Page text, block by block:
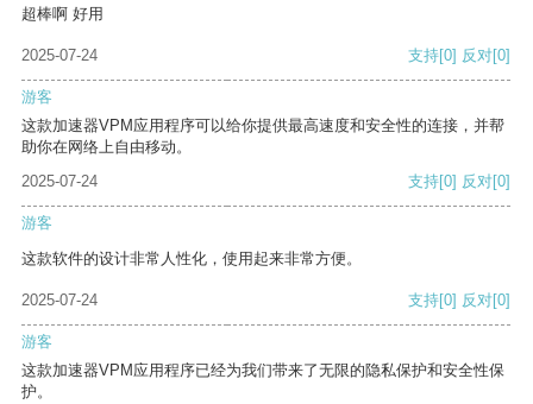
超棒啊 好用
2025-07-24 支持[0] 反对[0]
游客
这款加速器VPM应用程序可以给你提供最高速度和安全性的连接，并帮
助你在网络上自由移动。
2025-07-24
支持[0] 反对[0]
游客
这款软件的设计非常人性化，使用起来非常方便。
2025-07-24 支持[0] 反对[0]
游客
这款加速器VPM应用程序已经为我们带来了无限的隐私保护和安全性保
护。